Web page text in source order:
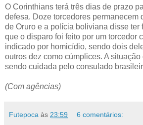
O Corinthians terá três dias de prazo
defesa. Doze torcedores permanecem
de Oruro e a polícia boliviana disse ter
que o disparo foi feito por um torcedor
indicado por homicídio, sendo dois
outros dez como cúmplices. A
sendo cuidada pelo consulado
(Com agências)
Futepoca às 23:59 6 comentários: